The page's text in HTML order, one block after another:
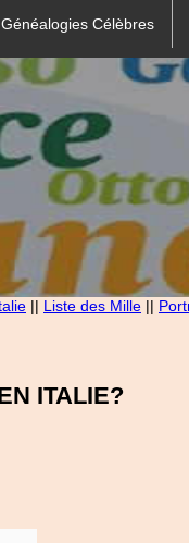
Généalogies Célèbres
|| Liste des Mille ||
ITALIE?